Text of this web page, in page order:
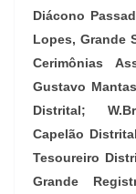
Diácono
Lopes, Grande
Cerimônias
Gustavo
Distrital;
Capelão
Tesoureiro
Grande